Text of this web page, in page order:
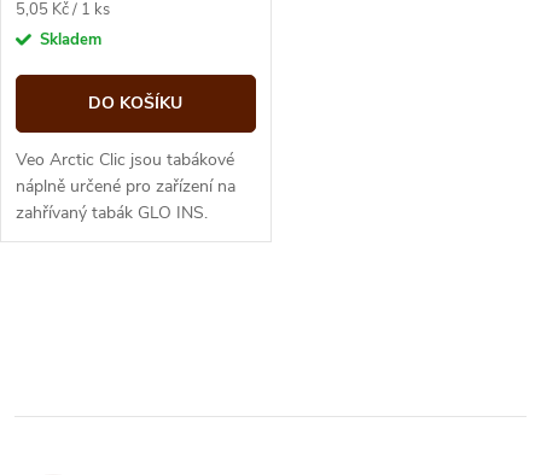
Měrná
cena:
5,05 Kč / 1 ks
Skladem
DO KOŠÍKU
Veo Arctic Clic jsou tabákové
náplně určené pro zařízení na
zahřívaný tabák GLO INS.
Varianta Arctic obsahuje
l